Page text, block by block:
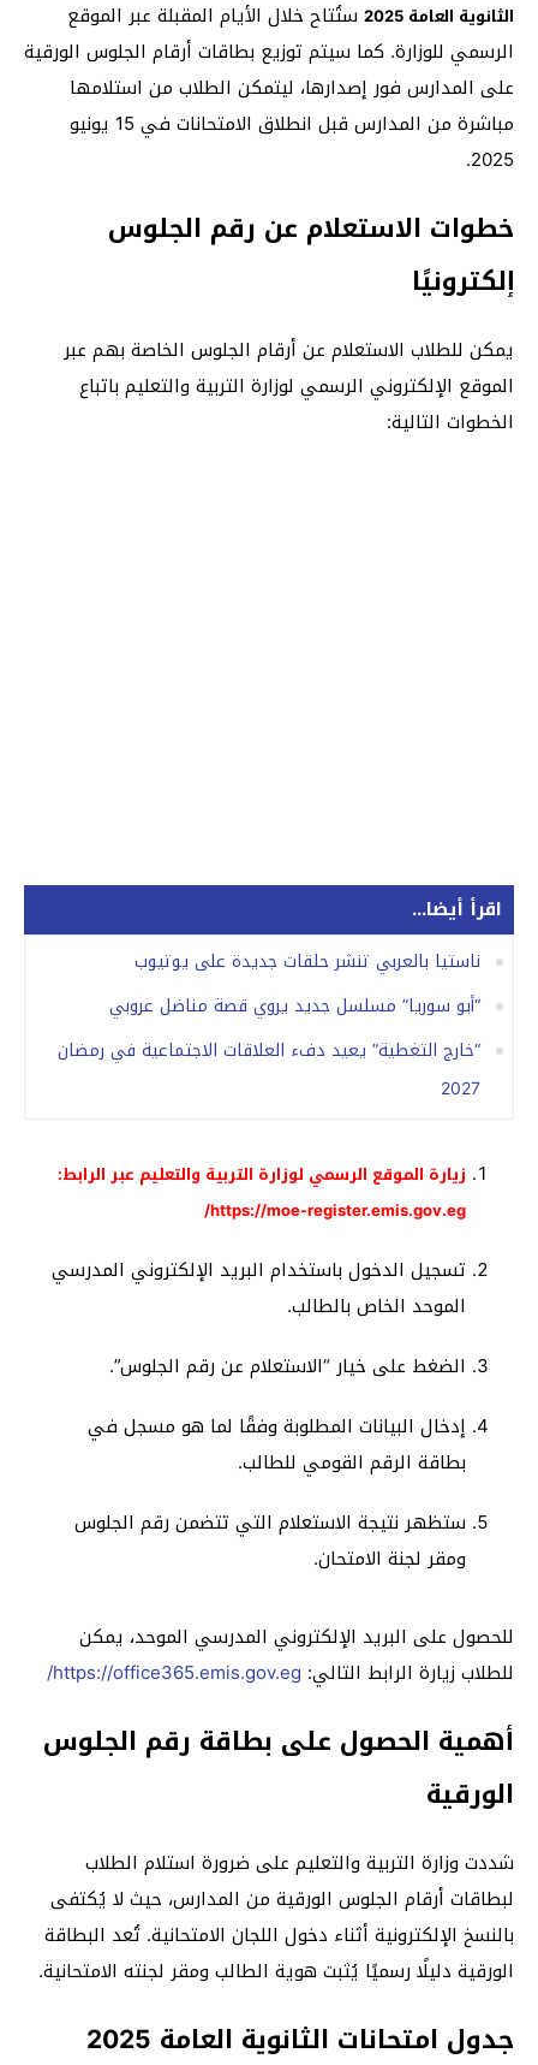
الثانوية العامة 2025
ستُتاح خلال الأيام المقبلة عبر الموقع
الرسمي للوزارة. كما سيتم توزيع بطاقات أرقام الجلوس الورقية
على المدارس فور إصدارها، ليتمكن الطلاب من استلامها
مباشرة من المدارس قبل انطلاق الامتحانات في 15 يونيو
2025.
خطوات الاستعلام عن رقم الجلوس
إلكترونيًا
يمكن للطلاب الاستعلام عن أرقام الجلوس الخاصة بهم عبر
الموقع الإلكتروني الرسمي لوزارة التربية والتعليم باتباع
الخطوات التالية:
اقرأ أيضا...
ناستيا بالعربي تنشر حلقات جديدة على يوتيوب
“أبو سوريا” مسلسل جديد يروي قصة مناضل عروبي
“خارج التغطية” يعيد دفء العلاقات الاجتماعية في رمضان
2027
زيارة الموقع الرسمي لوزارة التربية والتعليم عبر الرابط:
https://moe-register.emis.gov.eg/
تسجيل الدخول باستخدام البريد الإلكتروني المدرسي
الموحد الخاص بالطالب.
الضغط على خيار “الاستعلام عن رقم الجلوس”.
إدخال البيانات المطلوبة وفقًا لما هو مسجل في
بطاقة الرقم القومي للطالب.
ستظهر نتيجة الاستعلام التي تتضمن رقم الجلوس
ومقر لجنة الامتحان.
للحصول على البريد الإلكتروني المدرسي الموحد، يمكن
للطلاب زيارة الرابط التالي: https://office365.emis.gov.eg/
أهمية الحصول على بطاقة رقم الجلوس
الورقية
شددت وزارة التربية والتعليم على ضرورة استلام الطلاب
لبطاقات أرقام الجلوس الورقية من المدارس، حيث لا يُكتفى
بالنسخ الإلكترونية أثناء دخول اللجان الامتحانية. تُعد البطاقة
الورقية دليلًا رسميًا يُثبت هوية الطالب ومقر لجنته الامتحانية.
جدول امتحانات الثانوية العامة 2025